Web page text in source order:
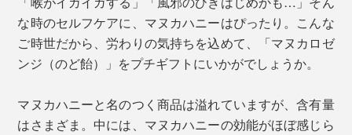
な時のセルフケアに、マヌカハニーはぴったり。こんな
ご時世だから、労わりの気持ちを込めて、「マヌカロゼ
ンジ（のど飴）」をプチギフトにいかがでしょうか。
マヌカハニーと名のつく商品は溢れていますが、含有量
はさまざま。中には、マヌカハニーの効能がほぼ感じら